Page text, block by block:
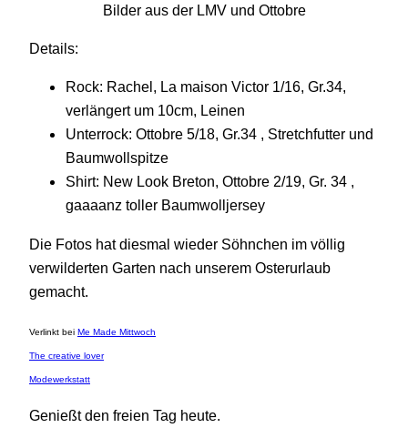
Bilder aus der LMV und Ottobre
Details:
Rock: Rachel, La maison Victor 1/16, Gr.34,
verlängert um 10cm, Leinen
Unterrock: Ottobre 5/18, Gr.34 , Stretchfutter und
Baumwollspitze
Shirt: New Look Breton, Ottobre 2/19, Gr. 34 ,
gaaaanz toller Baumwolljersey
Die Fotos hat diesmal wieder Söhnchen im völlig
verwilderten Garten nach unserem Osterurlaub
gemacht.
Verlinkt bei Me Made Mittwoch
The creative lover
Modewerkstatt
Genießt den freien Tag heute.